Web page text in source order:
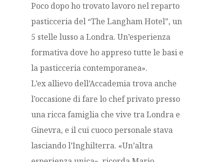
Poco dopo ho trovato lavoro nel reparto
pasticceria del “The Langham Hotel”, un
5 stelle lusso a Londra. Un’esperienza
formativa dove ho appreso tutte le basi e
la pasticceria contemporanea».
L’ex allievo dell’Accademia trova anche
l’occasione di fare lo chef privato presso
una ricca famiglia che vive tra Londra e
Ginevra, e il cui cuoco personale stava
lasciando l’Inghilterra. «Un’altra